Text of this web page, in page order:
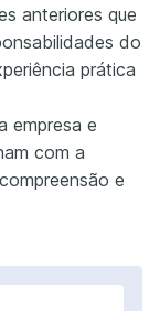
anteriores que
do
prática
empresa e
com a
e